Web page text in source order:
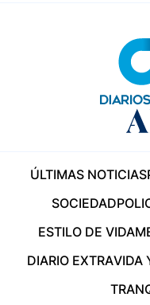
ÚLTIMAS NOTICIAS
SOCIEDAD
ESTILO DE VIDA
DIARIO EXTRAVIDA